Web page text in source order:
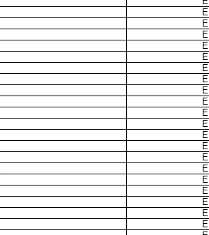
E
E
E
E
E
E
E
E
E
E
E
E
E
E
E
E
E
E
E
E